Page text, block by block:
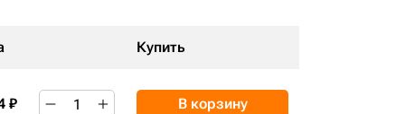
Купить
₽ В корзину